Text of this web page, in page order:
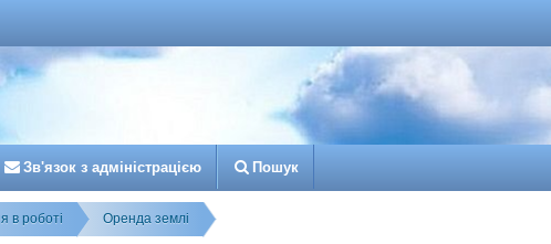
Зв'язок з адміністрацією Пошук
в роботі Оренда землі